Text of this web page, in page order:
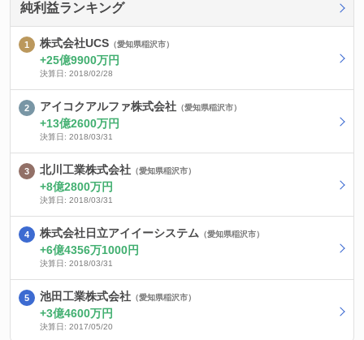
純利益ランキング
株式会社UCS （愛知県稲沢市）
25億9900万円
決算日: 2018/02/28
アイコクアルファ株式会社 （愛知県稲沢市）
13億2600万円
決算日: 2018/03/31
北川工業株式会社 （愛知県稲沢市）
8億2800万円
決算日: 2018/03/31
株式会社日立アイイーシステム （愛知県稲沢市）
6億4356万1000円
決算日: 2018/03/31
池田工業株式会社 （愛知県稲沢市）
3億4600万円
決算日: 2017/05/20